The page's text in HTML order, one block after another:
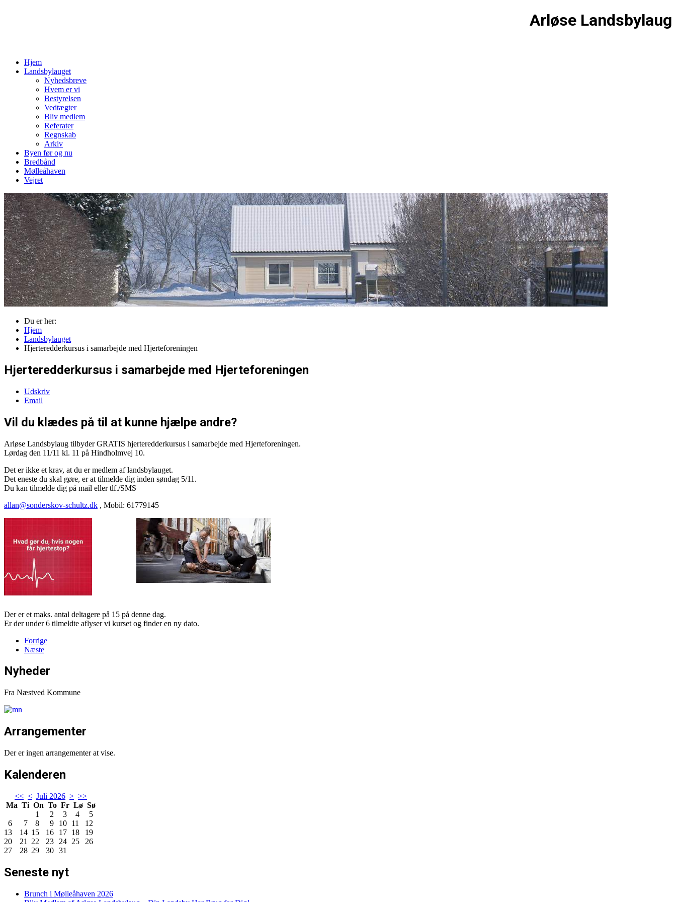
Arløse Landsbylaug
Hjem
Landsbylauget
Nyhedsbreve
Hvem er vi
Bestyrelsen
Vedtægter
Bliv medlem
Referater
Regnskab
Arkiv
Byen før og nu
Bredbånd
Mølleåhaven
Vejret
Du er her:
Hjem
Landsbylauget
Hjerteredderkursus i samarbejde med Hjerteforeningen
Hjerteredderkursus i samarbejde med Hjerteforeningen
Udskriv
Email
Vil du klædes på til at kunne hjælpe andre?
Arløse Landsbylaug tilbyder GRATIS hjerteredderkursus i samarbejde med Hjerteforeningen.
Lørdag den 11/11 kl. 11 på Hindholmvej 10.
Det er ikke et krav, at du er medlem af landsbylauget.
Det eneste du skal gøre, er at tilmelde dig inden søndag 5/11.
Du kan tilmelde dig på mail eller tlf./SMS
allan@sonderskov-schultz.dk , Mobil: 61779145
Der er et maks. antal deltagere på 15 på denne dag.
Er der under 6 tilmeldte aflyser vi kurset og finder en ny dato.
Forrige
Næste
Nyheder
Fra Næstved Kommune
Arrangementer
Der er ingen arrangementer at vise.
Kalenderen
<< < Juli 2026 > >>
Ma Ti On To Fr Lø Sø
1
2 3 4
5
6
7 8 9 10 11
12
13
14 15 16 17 18
19
20
21 22 23 24 25
26
27
28 29 30 31
Seneste nyt
Brunch i Mølleåhaven 2026